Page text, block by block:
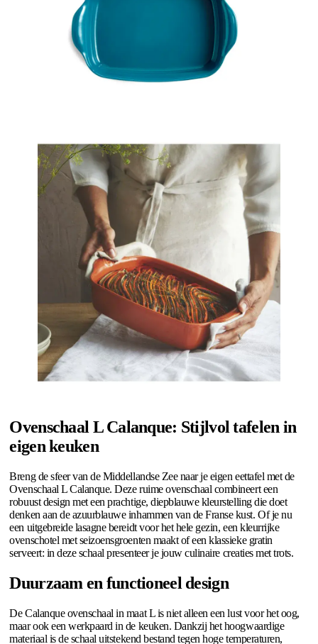
Ovenschaal L Calanque: Stijlvol tafelen in
eigen keuken
Breng de sfeer van de Middellandse Zee naar je eigen eettafel met de
Ovenschaal L Calanque. Deze ruime ovenschaal combineert een
robuust design met een prachtige, diepblauwe kleurstelling die doet
denken aan de azuurblauwe inhammen van de Franse kust. Of je nu
een uitgebreide lasagne bereidt voor het hele gezin, een kleurrijke
ovenschotel met seizoensgroenten maakt of een klassieke gratin
serveert: in deze schaal presenteer je jouw culinaire creaties met trots.
Duurzaam en functioneel design
De Calanque ovenschaal in maat L is niet alleen een lust voor het oog,
maar ook een werkpaard in de keuken. Dankzij het hoogwaardige
materiaal is de schaal uitstekend bestand tegen hoge temperaturen,